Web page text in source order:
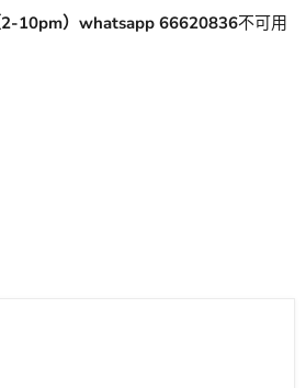
2-10pm）whatsapp 66620836不可用